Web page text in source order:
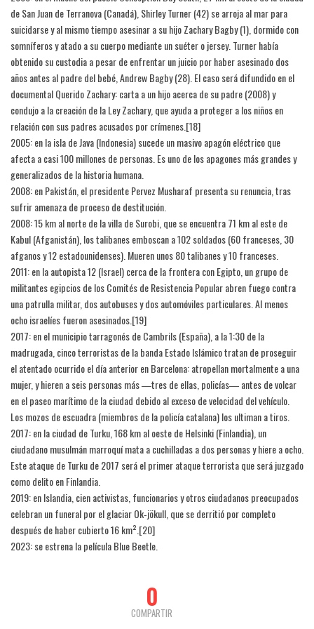
de San Juan de Terranova (Canadá), Shirley Turner (42) se arroja al mar para
suicidarse y al mismo tiempo asesinar a su hijo Zachary Bagby (1), dormido con
somníferos y atado a su cuerpo mediante un suéter o jersey. Turner había
obtenido su custodia a pesar de enfrentar un juicio por haber asesinado dos
años antes al padre del bebé, Andrew Bagby (28). El caso será difundido en el
documental Querido Zachary: carta a un hijo acerca de su padre (2008) y
condujo a la creación de la Ley Zachary, que ayuda a proteger a los niños en
relación con sus padres acusados por crímenes.[18]​
2005: en la isla de Java (Indonesia) sucede un masivo apagón eléctrico que
afecta a casi 100 millones de personas. Es uno de los apagones más grandes y
generalizados de la historia humana.
2008: en Pakistán, el presidente Pervez Musharaf presenta su renuncia, tras
sufrir amenaza de proceso de destitución.
2008: 15 km al norte de la villa de Surobi, que se encuentra 71 km al este de
Kabul (Afganistán), los talibanes emboscan a 102 soldados (60 franceses, 30
afganos y 12 estadounidenses). Mueren unos 80 talibanes y 10 franceses.
2011: en la autopista 12 (Israel) cerca de la frontera con Egipto, un grupo de
militantes egipcios de los Comités de Resistencia Popular abren fuego contra
una patrulla militar, dos autobuses y dos automóviles particulares. Al menos
ocho israelíes fueron asesinados.[19]​
2017: en el municipio tarragonés de Cambrils (España), a la 1:30 de la
madrugada, cinco terroristas de la banda Estado Islámico tratan de proseguir
el atentado ocurrido el día anterior en Barcelona: atropellan mortalmente a una
mujer, y hieren a seis personas más ―tres de ellas, policías― antes de volcar
en el paseo marítimo de la ciudad debido al exceso de velocidad del vehículo.
Los mozos de escuadra (miembros de la policía catalana) los ultiman a tiros.
2017: en la ciudad de Turku, 168 km al oeste de Helsinki (Finlandia), un
ciudadano musulmán marroquí mata a cuchilladas a dos personas y hiere a ocho.
Este ataque de Turku de 2017 será el primer ataque terrorista que será juzgado
como delito en Finlandia.
2019: en Islandia, cien activistas, funcionarios y otros ciudadanos preocupados
celebran un funeral por el glaciar Ok‑jökull, que se derritió por completo
después de haber cubierto 16 km².[20]​
2023: se estrena la película Blue Beetle.
0
COMPARTIR